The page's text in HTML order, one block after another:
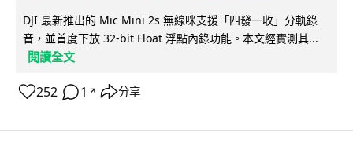
DJI 最新推出的 Mic Mini 2s 無線咪支援「四發一收」分軌錄
音，並首度下放 32-bit Float 浮點內錄功能。本文經實測其...
閱讀全文
252 1 ↗ 分享